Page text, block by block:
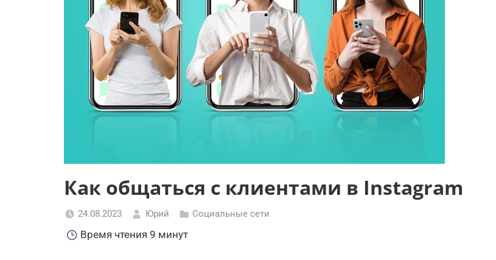
Как общаться с клиентами в Instagram
24.08.2023 Юрий Социальные сети
Время чтения 9 минут